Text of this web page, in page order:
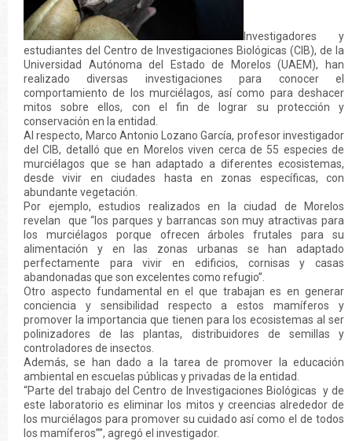
Investigadores y
estudiantes del Centro de Investigaciones Biológicas (CIB), de la
Universidad Autónoma del Estado de Morelos (UAEM), han
realizado diversas investigaciones para conocer el
comportamiento de los murciélagos, así como para deshacer
mitos sobre ellos, con el fin de lograr su protección y
conservación en la entidad.
Al respecto, Marco Antonio Lozano García, profesor investigador
del CIB, detalló que en Morelos viven cerca de 55 especies de
murciélagos que se han adaptado a diferentes ecosistemas,
desde vivir en ciudades hasta en zonas específicas, con
abundante vegetación.
Por ejemplo, estudios realizados en la ciudad de Morelos
revelan que “los parques y barrancas son muy atractivas para
los murciélagos porque ofrecen árboles frutales para su
alimentación y en las zonas urbanas se han adaptado
perfectamente para vivir en edificios, cornisas y casas
abandonadas que son excelentes como refugio”.
Otro aspecto fundamental en el que trabajan es en generar
conciencia y sensibilidad respecto a estos mamíferos y
promover la importancia que tienen para los ecosistemas al ser
polinizadores de las plantas, distribuidores de semillas y
controladores de insectos.
Además, se han dado a la tarea de promover la educación
ambiental en escuelas públicas y privadas de la entidad.
“Parte del trabajo del Centro de Investigaciones Biológicas y de
este laboratorio es eliminar los mitos y creencias alrededor de
los murciélagos para promover su cuidado así como el de todos
los mamíferos””, agregó el investigador.